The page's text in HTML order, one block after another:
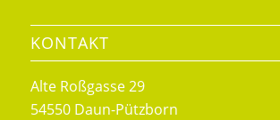
KONTAKT
Alte Roßgasse 29
54550 Daun-Pützborn